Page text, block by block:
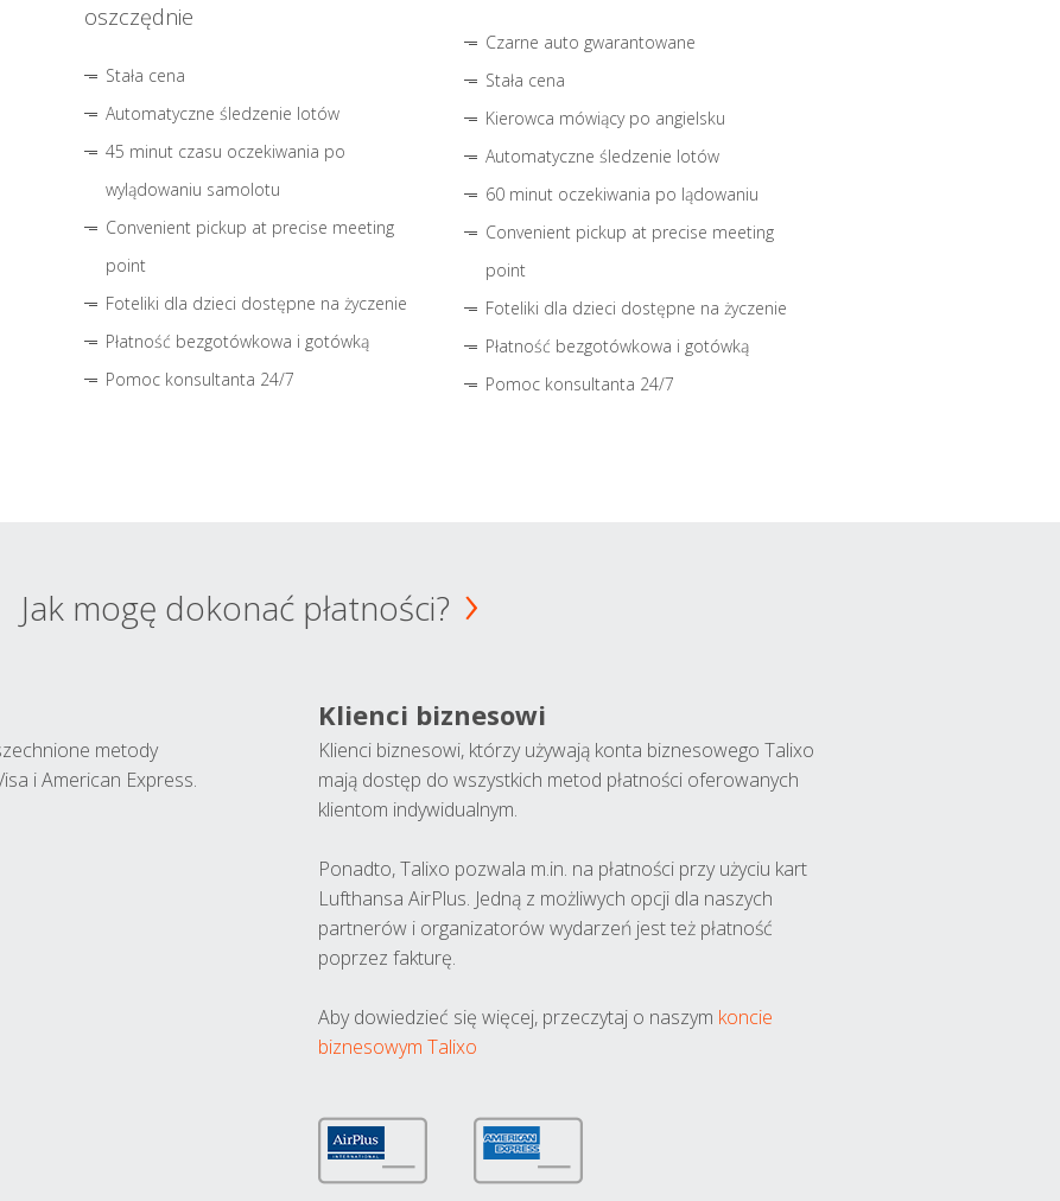
oszczędnie
Stała cena
Automatyczne śledzenie lotów
45 minut czasu oczekiwania po
wylądowaniu samolotu
Convenient pickup at precise meeting
point
Foteliki dla dzieci dostępne na życzenie
Płatność bezgotówkowa i gotówką
Pomoc konsultanta 24/7
Czarne auto gwarantowane
Stała cena
Kierowca mówiący po angielsku
Automatyczne śledzenie lotów
60 minut oczekiwania po lądowaniu
Convenient pickup at precise meeting
point
Foteliki dla dzieci dostępne na życzenie
Płatność bezgotówkowa i gotówką
Pomoc konsultanta 24/7
Jak mogę dokonać płatności?
metody
i American Express.
Klienci biznesowi
Klienci biznesowi, którzy używają konta biznesowego Talixo
mają dostęp do wszystkich metod płatności oferowanych
klientom indywidualnym.
Ponadto, Talixo pozwala m.in. na płatności przy użyciu kart
Lufthansa AirPlus. Jedną z możliwych opcji dla naszych
partnerów i organizatorów wydarzeń jest też płatność
poprzez fakturę.
Aby dowiedzieć się więcej, przeczytaj o naszym koncie
biznesowym Talixo